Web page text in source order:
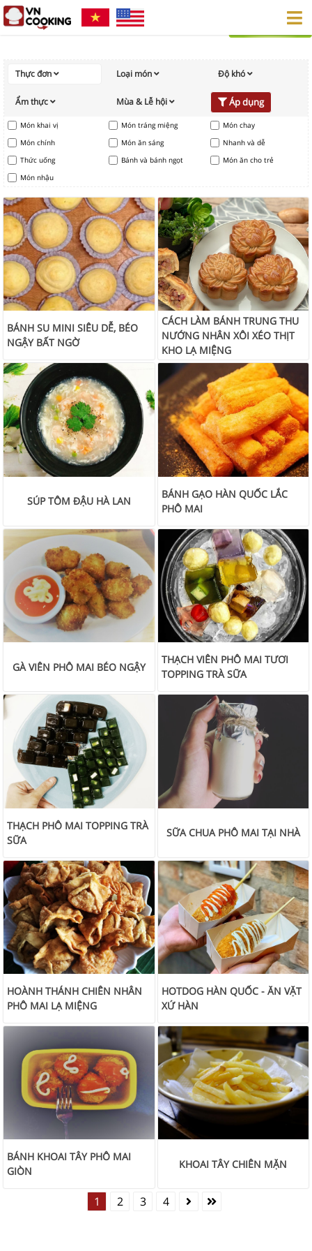
Thực đơn Loại món Độ khó
Ẩm thực Mùa & Lễ hội Áp dụng
Món khai vị Món tráng miệng
Món chay
Món chính
Món ăn sáng
Nhanh và dễ
Thức uống
Bánh và bánh ngọt
Món ăn cho trẻ
Món nhậu
BÁNH SU MINI SIÊU DỄ, BÉO
NGẬY BẤT NGỜ
CÁCH LÀM BÁNH TRUNG THU
NƯỚNG NHÂN XÔI XÉO THỊT
KHO LẠ MIỆNG
SÚP TÔM ĐẬU HÀ LAN
BÁNH GẠO HÀN QUỐC LẮC
PHÔ MAI
GÀ VIÊN PHÔ MAI BÉO NGẬY
THẠCH VIÊN PHÔ MAI TƯƠI
TOPPING TRÀ SỮA
THẠCH PHÔ MAI TOPPING TRÀ
SỮA
SỮA CHUA PHÔ MAI TẠI NHÀ
HOÀNH THÁNH CHIÊN NHÂN
PHÔ MAI LẠ MIỆNG
HOTDOG HÀN QUỐC - ĂN VẶT
XỨ HÀN
BÁNH KHOAI TÂY PHÔ MAI
GIÒN
KHOAI TÂY CHIÊN MẶN
1 2 3 4